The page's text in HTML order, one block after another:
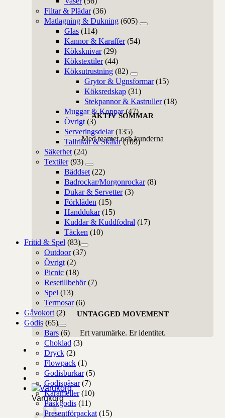
AKTIV SOMMAR
Med teamet och kunderna
UNTAGGED MOVEMENT
Ert varumärke. Er identitet.
Varukorg
Filtar & Plädar (36)
Matlagning & Dukning (605)
Glas (114)
Kannor & Karaffer (54)
Köksknivar (29)
Kökstextiler (44)
Köksutrustning (82)
Grytor & Ugnsformar (15)
Köksredskap (31)
Stekpannor & Kastruller (18)
Muggar & Koppar (47)
Övrigt (3)
Serveringsdelar (135)
Tallrikar & Skålar (109)
Säkerhet (24)
Textiler (93)
Bäddset (22)
Badrockar/Morgonrockar (8)
Dukar & Servetter (3)
Förkläden (15)
Handdukar (15)
Kuddar & Kuddfodral (17)
Täcken (10)
Fritid & Spel (83)
Outdoor (37)
Övrigt (2)
Picnic (18)
Resetillbehör (7)
Spel (13)
Termosar (6)
Gåvokort (2)
Godis (65)
Bars (6)
Choklad (3)
Dryck (2)
Flowpack (1)
Godisburkar (5)
Godispåsar (7)
Karameller (10)
Påskgodis (11)
Presentförpackat (15)